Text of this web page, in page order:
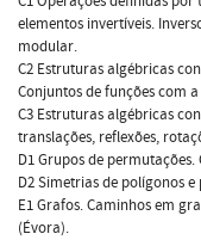
elementos invertíveis.
modular.
C2 Estruturas algébricas
Conjuntos de funções com
C3 Estruturas algébricas
translações, reflexões,
D1 Grupos de
D2 Simetrias de polígonos
E1 Grafos. Caminhos em
(Évora).